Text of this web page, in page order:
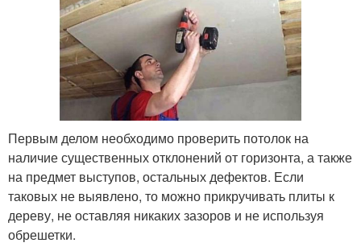
Первым делом необходимо проверить потолок на
наличие существенных отклонений от горизонта, а также
на предмет выступов, остальных дефектов. Если
таковых не выявлено, то можно прикручивать плиты к
дереву, не оставляя никаких зазоров и не используя
обрешетки.